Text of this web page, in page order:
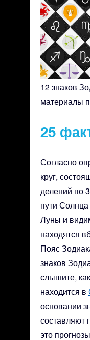
12 знаков
материалы
25
Согласно
круг,
делений по
пути Солнца
Луны и
находятся
Пояс
знаков
слышите,
находится в
основании
составляют
это